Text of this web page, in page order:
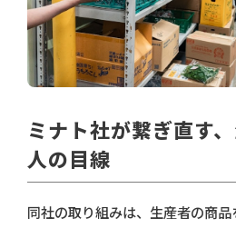
ミナト社が繋ぎ直す
人の目線
同社の取り組みは、生産者の商